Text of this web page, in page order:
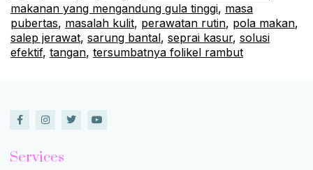
makanan yang mengandung gula tinggi, masa
pubertas, masalah kulit, perawatan rutin, pola makan,
salep jerawat, sarung bantal, seprai kasur, solusi
efektif, tangan, tersumbatnya folikel rambut
Services